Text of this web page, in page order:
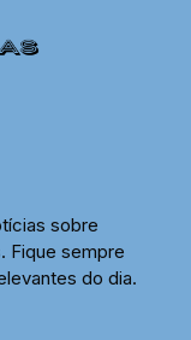
sobre
Fique sempre
do dia.